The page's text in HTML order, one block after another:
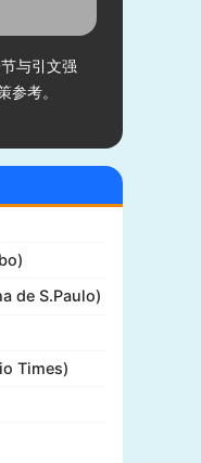
与引文强
考。
de S.Paulo)
Times)